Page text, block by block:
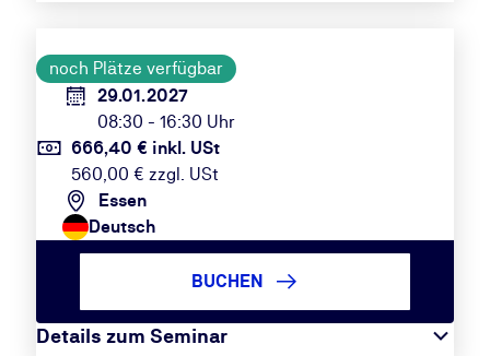
noch Plätze verfügbar
29.01.2027
08:30 - 16:30 Uhr
666,40 € inkl. USt
560,00 € zzgl. USt
Essen
Deutsch
Details zum Seminar
BUCHEN